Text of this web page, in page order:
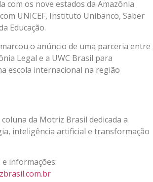
com os nove estados da Amazônia
UNICEF, Instituto Unibanco, Saber
Educação.
o anúncio de uma parceria entre
Legal e a UWC Brasil para
escola internacional na região
coluna da Motriz Brasil dedicada a
inteligência artificial e transformação
informações: